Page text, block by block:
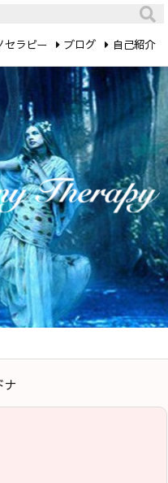
セラピー ブログ 自己紹介
ナ